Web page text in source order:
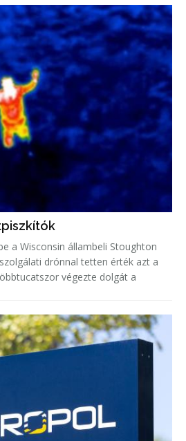
a Wisconsin állambeli Stoughton
drónnal tetten érték azt a
végezte dolgát a